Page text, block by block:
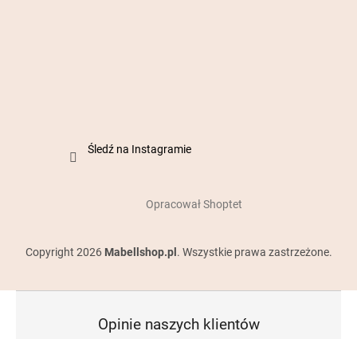
Śledź na Instagramie
Opracował Shoptet
Copyright 2026 Mabellshop.pl . Wszystkie prawa zastrzeżone.
Opinie naszych klientów